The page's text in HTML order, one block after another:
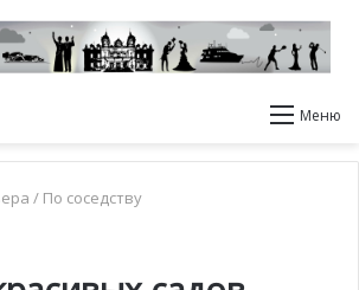
Меню
/ По соседству